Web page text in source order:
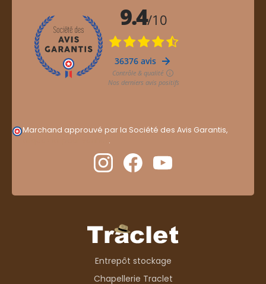
Marchand approuvé par la Société des Avis Garantis,
.
Entrepôt stockage
Chapellerie Traclet